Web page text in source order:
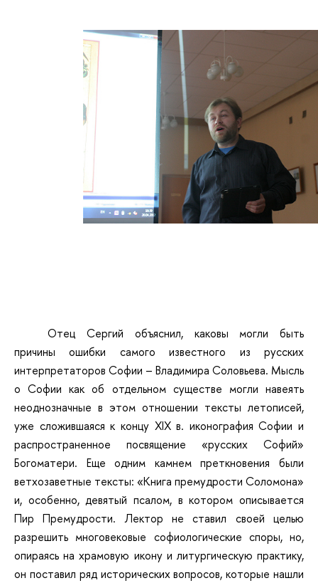
Отец Сергий объяснил, каковы могли быть
причины ошибки самого известного из русских
интерпретаторов Софии – Владимира Соловьева. Мысль
о Софии как об отдельном существе могли навеять
неоднозначные в этом отношении тексты летописей,
уже сложившаяся к концу XIX в. иконография Софии и
распространенное посвящение «русских Софий»
Богоматери. Еще одним камнем преткновения были
ветхозаветные тексты: «Книга премудрости Соломона»
и, особенно, девятый псалом, в котором описывается
Пир Премудрости. Лектор не ставил своей целью
разрешить многовековые софиологические споры, но,
опираясь на храмовую икону и литургическую практику,
он поставил ряд исторических вопросов, которые нашли